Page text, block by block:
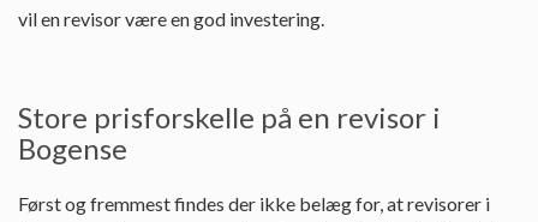
vil en revisor være en god investering.
Store prisforskelle på en revisor i
Bogense
Først og fremmest findes der ikke belæg for, at revisorer i